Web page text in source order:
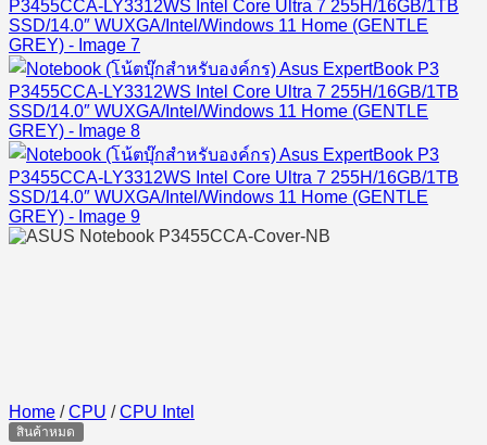
Home / CPU / CPU Intel
สินค้าหมด